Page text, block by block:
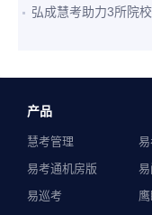
弘成慧考助力3所院
产品
慧考管理
易考通机房版
易巡考